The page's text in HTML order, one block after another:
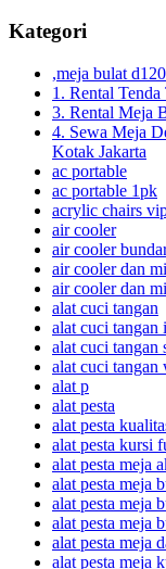
Kategori
,meja bulat
1. Rental
3. Rental Meja
4. Sewa Meja
Kotak Jakarta
ac portable
ac portable 1pk
acrylic chairs
air cooler
air cooler
air cooler dan
air cooler dan
alat cuci tangan
alat cuci tangan
alat cuci tangan
alat cuci tangan
alat p
alat pesta
alat pesta
alat pesta kursi
alat pesta meja
alat pesta meja
alat pesta meja
alat pesta meja
alat pesta meja
alat pesta meja